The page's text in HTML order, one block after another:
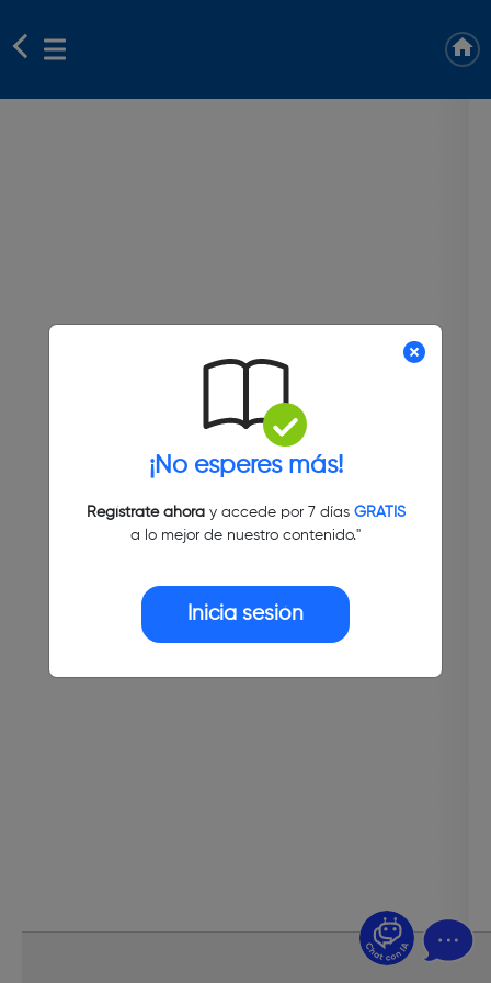
¡No esperes más!
Regístrate ahoray accede por 7 días GRATIS
a lo mejor de nuestro contenido."
Inicia sesión